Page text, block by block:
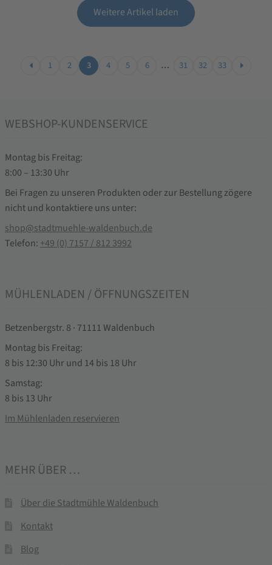
Weitere Artikel laden
1 2 3 4 5 6 … 31 32 33
WEBSHOP-KUNDENSERVICE
Montag bis Freitag:
8:00 – 13:30 Uhr
Bei Fragen zu unseren Produkten oder zur Bestellung zögere
nicht und kontaktiere uns unter:
shop@stadtmuehle-waldenbuch.de
Telefon: +49 (0) 7157 / 812 3992
MÜHLENLADEN / ÖFFNUNGSZEITEN
Betzenbergstr. 8 · 71111 Waldenbuch
Montag bis Freitag:
8 bis 12:30 Uhr und 14 bis 18 Uhr
Samstag:
8 bis 13 Uhr
Im Mühlenladen reservieren
MEHR ÜBER …
Über die Stadtmühle Waldenbuch
Kontakt
Blog